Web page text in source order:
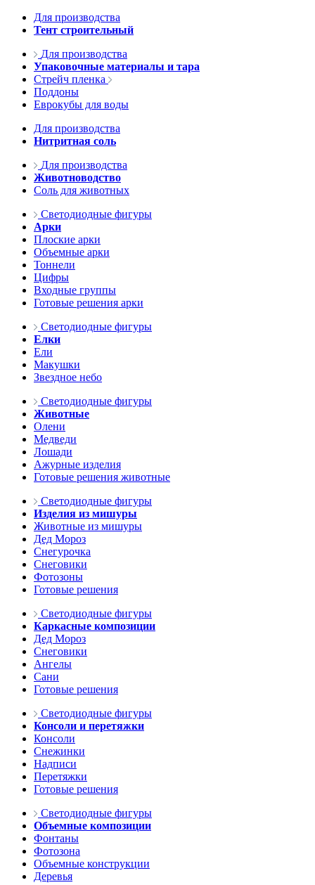
Для производства
Тент строительный
Для производства
Упаковочные материалы и тара
Стрейч пленка
Поддоны
Еврокубы для воды
Для производства
Нитритная соль
Для производства
Животноводство
Соль для животных
Светодиодные фигуры
Арки
Плоские арки
Объемные арки
Тоннели
Цифры
Входные группы
Готовые решения арки
Светодиодные фигуры
Елки
Ели
Макушки
Звездное небо
Светодиодные фигуры
Животные
Олени
Медведи
Лошади
Ажурные изделия
Готовые решения животные
Светодиодные фигуры
Изделия из мишуры
Животные из мишуры
Дед Мороз
Снегурочка
Снеговики
Фотозоны
Готовые решения
Светодиодные фигуры
Каркасные композиции
Дед Мороз
Снеговики
Ангелы
Сани
Готовые решения
Светодиодные фигуры
Консоли и перетяжки
Консоли
Снежинки
Надписи
Перетяжки
Готовые решения
Светодиодные фигуры
Объемные композиции
Фонтаны
Фотозона
Объемные конструкции
Деревья